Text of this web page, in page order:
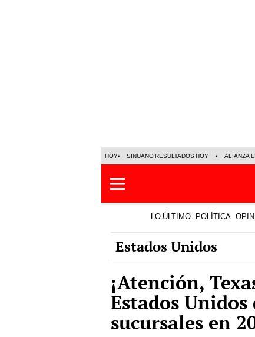
HOY SINUANO RESULTADOS HOY ALIANZA
LO ÚLTIMO POLÍTICA
Estados Unidos
¡Atención,
Estados
sucursales en